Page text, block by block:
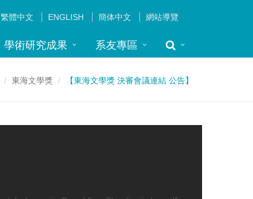
繁體中文 ENGLISH 簡体中文 網站導覽
學術研究成果 系友專區
東海文學獎 【東海文學獎 決審會議連結 公告】